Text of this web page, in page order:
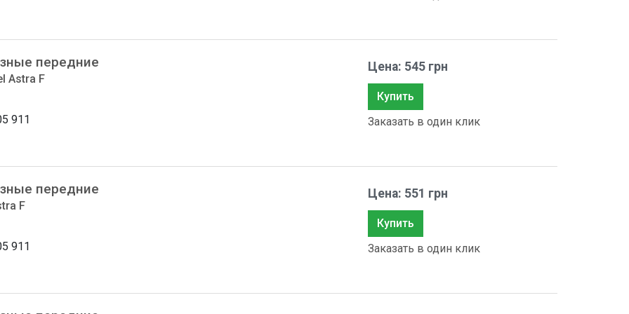
передние
Astra F
911
Цена: 545 грн
Купить
Заказать в один клик
передние
F
911
Цена: 551 грн
Купить
Заказать в один клик